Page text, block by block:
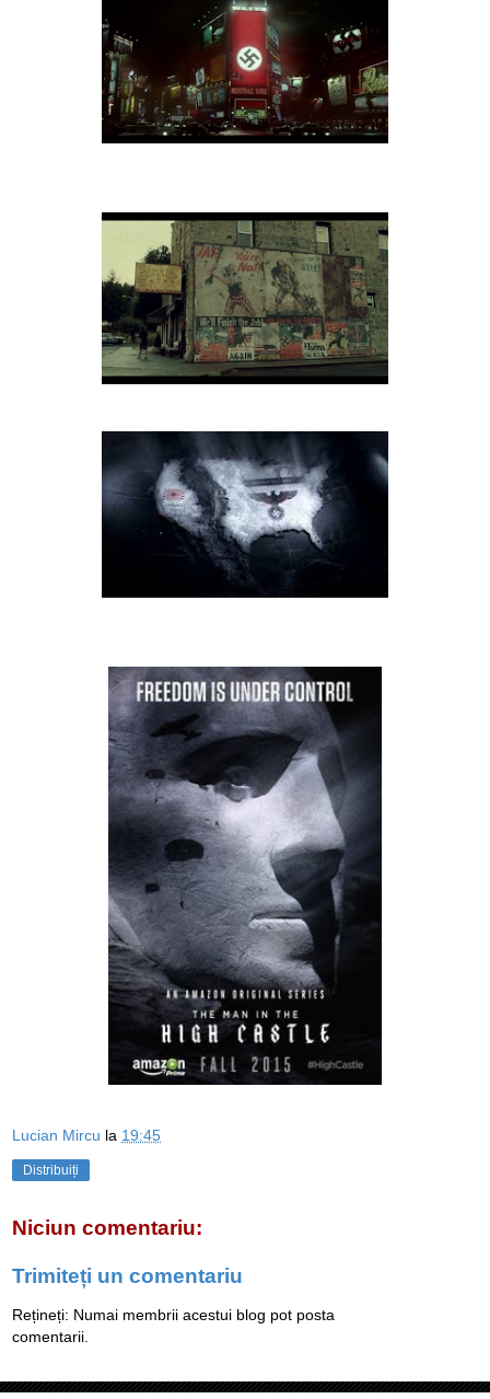
Lucian Mircu la 19:45
Distribuiți
Niciun comentariu:
Trimiteți un comentariu
Rețineți: Numai membrii acestui blog pot posta
comentarii.